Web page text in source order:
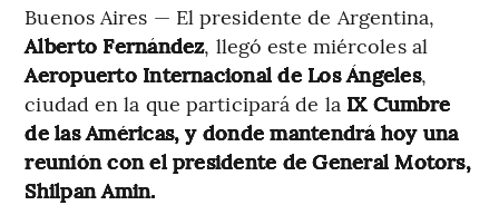
Buenos Aires — El presidente de Argentina,
Alberto Fernández, llegó este miércoles al
Aeropuerto Internacional de Los Ángeles,
ciudad en la que participará de la IX Cumbre
de las Américas, y donde mantendrá hoy una
reunión con el presidente de General Motors,
Shilpan Amin.